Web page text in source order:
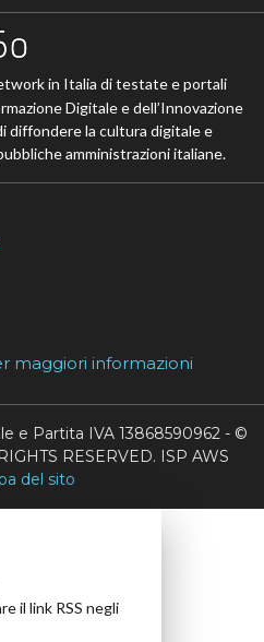
in Italia di testate e portali
Digitale e dell’Innovazione
diffondere la cultura digitale e
amministrazioni italiane.
maggiori informazioni
e Partita IVA 13868590962 - ©
RESERVED. ISP AWS
del sito
il link RSS negli